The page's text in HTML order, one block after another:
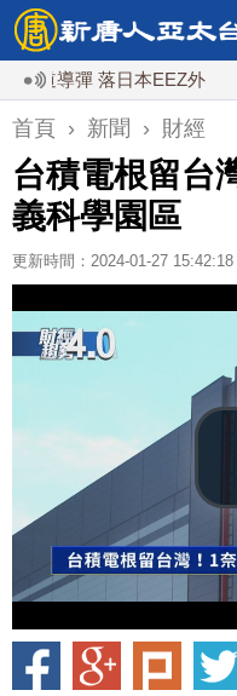
彈 落日本EEZ外
首頁 › 新聞 › 財經
台積電根留台
義科學園區
更新時間：2024-01-27 15:42:18